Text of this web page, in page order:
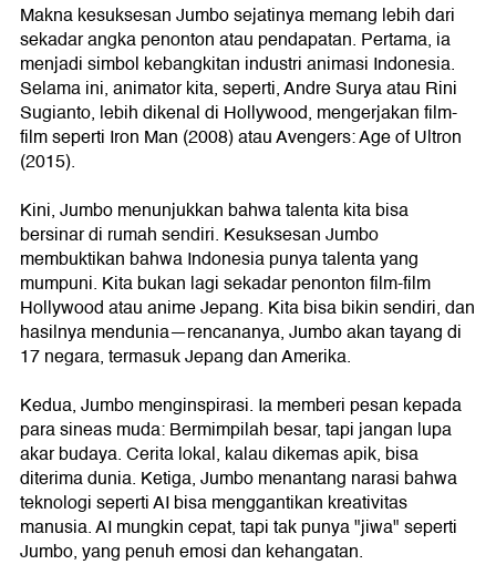
Makna kesuksesan Jumbo sejatinya memang lebih dari
sekadar angka penonton atau pendapatan. Pertama, ia
menjadi simbol kebangkitan industri animasi Indonesia.
Selama ini, animator kita, seperti, Andre Surya atau Rini
Sugianto, lebih dikenal di Hollywood, mengerjakan film-
film seperti Iron Man (2008) atau Avengers: Age of Ultron
(2015).
Kini, Jumbo menunjukkan bahwa talenta kita bisa
bersinar di rumah sendiri. Kesuksesan Jumbo
membuktikan bahwa Indonesia punya talenta yang
mumpuni. Kita bukan lagi sekadar penonton film-film
Hollywood atau anime Jepang. Kita bisa bikin sendiri, dan
hasilnya mendunia—rencananya, Jumbo akan tayang di
17 negara, termasuk Jepang dan Amerika.
Kedua, Jumbo menginspirasi. Ia memberi pesan kepada
para sineas muda: Bermimpilah besar, tapi jangan lupa
akar budaya. Cerita lokal, kalau dikemas apik, bisa
diterima dunia. Ketiga, Jumbo menantang narasi bahwa
teknologi seperti AI bisa menggantikan kreativitas
manusia. AI mungkin cepat, tapi tak punya "jiwa" seperti
Jumbo, yang penuh emosi dan kehangatan.